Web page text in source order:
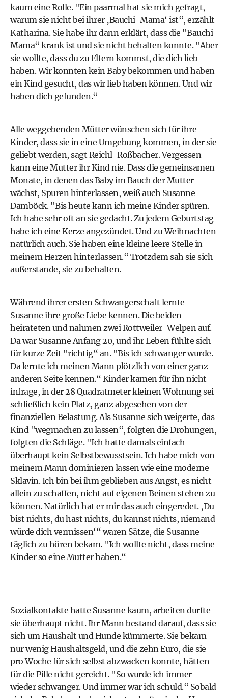
kaum eine Rolle. "Ein paarmal hat sie mich gefragt,
warum sie nicht bei ihrer ‚Bauchi-Mama‘ ist“, erzählt
Katharina. Sie habe ihr dann erklärt, dass die "Bauchi-
Mama“ krank ist und sie nicht behalten konnte. "Aber
sie wollte, dass du zu Eltern kommst, die dich lieb
haben. Wir konnten kein Baby bekommen und haben
ein Kind gesucht, das wir lieb haben können. Und wir
haben dich gefunden.“
Alle weggebenden Mütter wünschen sich für ihre
Kinder, dass sie in eine Umgebung kommen, in der sie
geliebt werden, sagt Reichl-Roßbacher. Vergessen
kann eine Mutter ihr Kind nie. Dass die gemeinsamen
Monate, in denen das Baby im Bauch der Mutter
wächst, Spuren hinterlassen, weiß auch Susanne
Damböck. "Bis heute kann ich meine Kinder spüren.
Ich habe sehr oft an sie gedacht. Zu jedem Geburtstag
habe ich eine Kerze angezündet. Und zu Weihnachten
natürlich auch. Sie haben eine kleine leere Stelle in
meinem Herzen hinterlassen.“ Trotzdem sah sie sich
außerstande, sie zu behalten.
Während ihrer ersten Schwangerschaft lernte
Susanne ihre große Liebe kennen. Die beiden
heirateten und nahmen zwei Rottweiler-Welpen auf.
Da war Susanne Anfang 20, und ihr Leben fühlte sich
für kurze Zeit "richtig“ an. "Bis ich schwanger wurde.
Da lernte ich meinen Mann plötzlich von einer ganz
anderen Seite kennen.“ Kinder kamen für ihn nicht
infrage, in der 28 Quadratmeter kleinen Wohnung sei
schließlich kein Platz, ganz abgesehen von der
finanziellen Belastung. Als Susanne sich weigerte, das
Kind "wegmachen zu lassen“, folgten die Drohungen,
folgten die Schläge. "Ich hatte damals einfach
überhaupt kein Selbstbewusstsein. Ich habe mich von
meinem Mann dominieren lassen wie eine moderne
Sklavin. Ich bin bei ihm geblieben aus Angst, es nicht
allein zu schaffen, nicht auf eigenen Beinen stehen zu
können. Natürlich hat er mir das auch eingeredet. ‚Du
bist nichts, du hast nichts, du kannst nichts, niemand
würde dich vermissen‘“ waren Sätze, die Susanne
täglich zu hören bekam. "Ich wollte nicht, dass meine
Kinder so eine Mutter haben.“
Sozialkontakte hatte Susanne kaum, arbeiten durfte
sie überhaupt nicht. Ihr Mann bestand darauf, dass sie
sich um Haushalt und Hunde kümmerte. Sie bekam
nur wenig Haushaltsgeld, und die zehn Euro, die sie
pro Woche für sich selbst abzwacken konnte, hätten
für die Pille nicht gereicht. "So wurde ich immer
wieder schwanger. Und immer war ich schuld.“ Sobald